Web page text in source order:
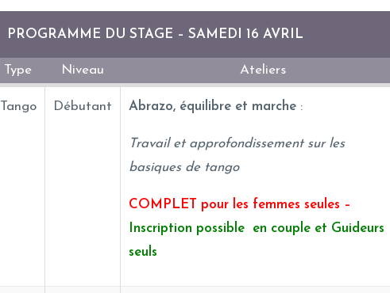
PROGRAMME DU STAGE – SAMEDI 16 AVRIL
Type Niveau Ateliers
Tango Débutant Abrazo, équilibre et marche :
Travail et approfondissement sur les
basiques de tango
COMPLET pour les femmes seules –
Inscription possible en couple et Guideurs
seuls